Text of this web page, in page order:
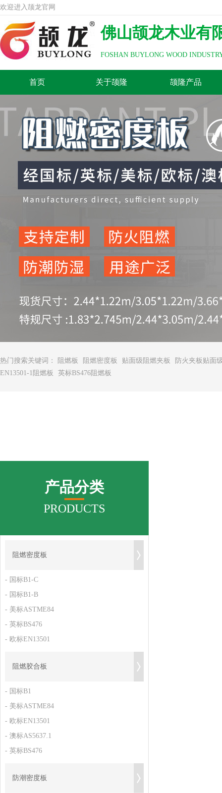
欢迎进入颉龙官网
佛山颉龙木业有
FOSHAN BUYLONG WOOD
首页 关于颉隆 颉隆产品
热门搜索关键词： 阻燃板 阻燃密度板 贴面级阻燃夹板
防火夹板贴面
EN13501-1阻燃板
英标BS476阻燃板
产品分类
PRODUCTS
阻燃密度板
- 国标B1-C
- 国标B1-B
- 美标ASTME84
- 英标BS476
- 欧标EN13501
阻燃胶合板
- 国标B1
- 美标ASTME84
- 欧标EN13501
- 澳标AS5637.1
- 英标BS476
防潮密度板